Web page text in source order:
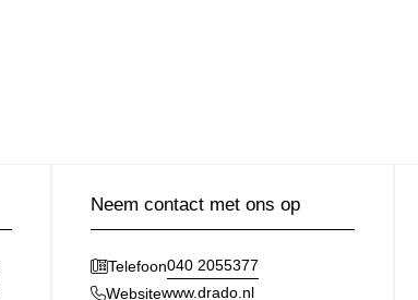
Neem contact met ons op
Telefoon040 2055377
Websitewww.drado.nl